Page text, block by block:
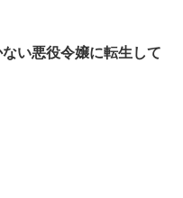
い悪役令嬢に転生して